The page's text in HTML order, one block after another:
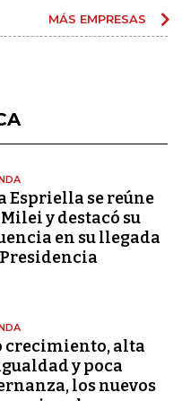
MÁS EMPRESAS
Espriella se reúne
y destacó su
en su llegada
crecimiento, alta
y poca
los nuevos